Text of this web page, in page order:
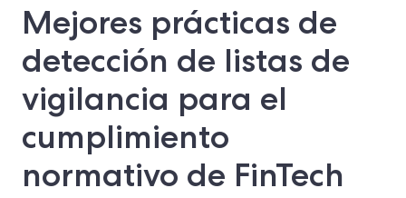
Mejores prácticas de
detección de listas de
vigilancia para el
cumplimiento
normativo de FinTech